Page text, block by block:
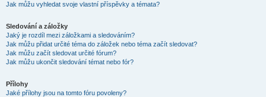
Jak můžu vyhledat svoje vlastní příspěvky a témata?
Sledování a záložky
Jaký je rozdíl mezi záložkami a sledováním?
Jak můžu přidat určité téma do záložek nebo téma začít sledovat?
Jak můžu začít sledovat určité fórum?
Jak můžu ukončit sledování témat nebo fór?
Přílohy
Jaké přílohy jsou na tomto fóru povoleny?